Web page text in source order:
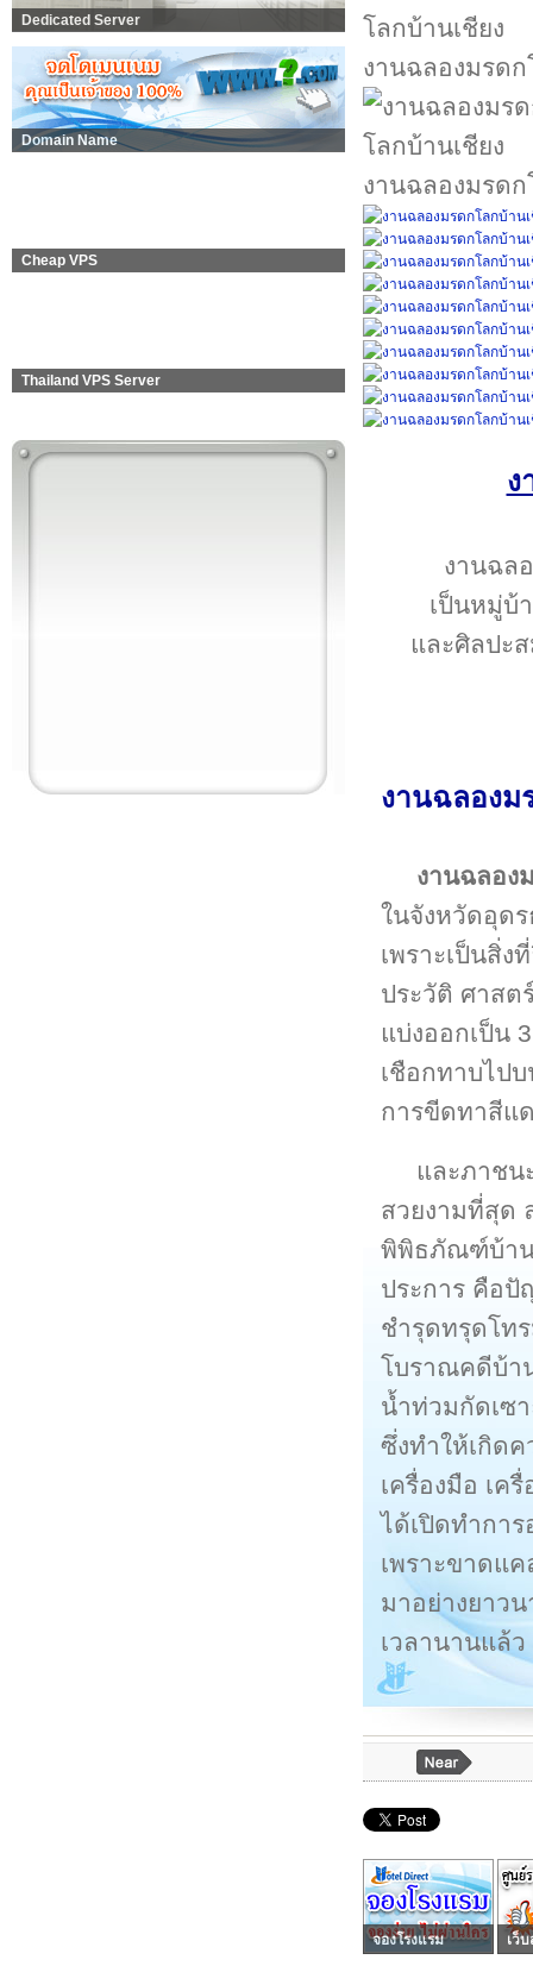
Dedicated Server
Domain Name
Cheap VPS
Thailand VPS Server
งานฉลองมรดก
งานฉลองมรดก
ง
งานฉล
เป็นหมู่บ้
และศิลปะ
งานฉลองม
งานฉลอง
ในจังหวัดอุด
เพราะเป็นสิ่
ประวัติ ศาสต
แบ่งออกเป็น
เชือกทาบไป
การขีดทาสีแ
และภาชน
สวยงามที่สุด
พิพิธภัณฑ์บ้าน
ประการ คือ
ชำรุดทรุดโท
โบราณคดีบ้า
น้ำท่วมกัดเซ
ซึ่งทำให้เกิดค
เครื่องมือ เค
ได้เปิดทำกา
เพราะขาดแ
มาอย่างยาว
เวลานานแล้ว
จองโรงแรม เว็